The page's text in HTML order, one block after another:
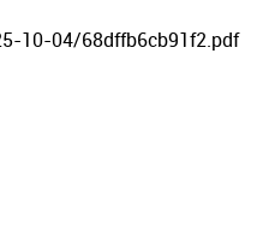
10-04/68dffb6cb91f2.pdf